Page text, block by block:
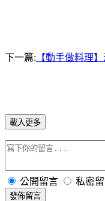
下一篇: 【動手做料理
載入更多
公開留言 私密
發佈留言